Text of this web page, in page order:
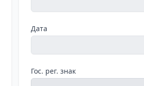
Дата
Гос. рег. знак